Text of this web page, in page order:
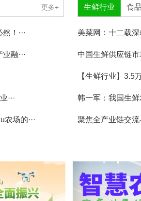
更多+
！···
融···
···
场的···
生鲜行业 食
美菜网：十二载深
中国生鲜供应链市
【生鲜行业】3.5
韩一军：我国生
聚焦全产业链交流